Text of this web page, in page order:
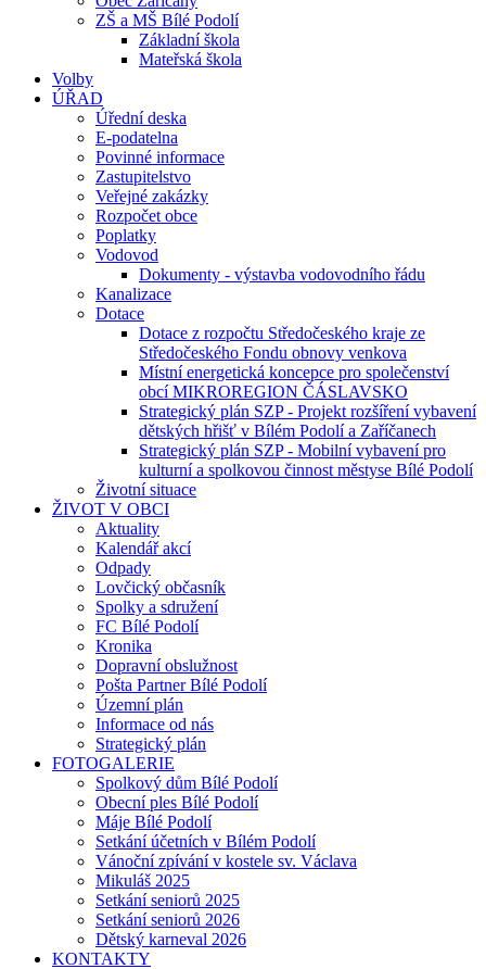
ZŠ a MŠ Bílé Podolí
Základní škola
Mateřská škola
Volby
ÚŘAD
Úřední deska
E-podatelna
Povinné informace
Zastupitelstvo
Veřejné zakázky
Rozpočet obce
Poplatky
Vodovod
Dokumenty - výstavba vodovodního řádu
Kanalizace
Dotace
Dotace z rozpočtu Středočeského kraje ze
Středočeského Fondu obnovy venkova
Místní energetická koncepce pro společenství
obcí MIKROREGION ČÁSLAVSKO
Strategický plán SZP - Projekt rozšíření vybavení
dětských hřišť v Bílém Podolí a Zaříčanech
Strategický plán SZP - Mobilní vybavení pro
kulturní a spolkovou činnost městyse Bílé Podolí
Životní situace
ŽIVOT V OBCI
Aktuality
Kalendář akcí
Odpady
Lovčický občasník
Spolky a sdružení
FC Bílé Podolí
Kronika
Dopravní obslužnost
Pošta Partner Bílé Podolí
Územní plán
Informace od nás
Strategický plán
FOTOGALERIE
Spolkový dům Bílé Podolí
Obecní ples Bílé Podolí
Máje Bílé Podolí
Setkání účetních v Bílém Podolí
Vánoční zpívání v kostele sv. Václava
Mikuláš 2025
Setkání seniorů 2025
Setkání seniorů 2026
Dětský karneval 2026
KONTAKTY